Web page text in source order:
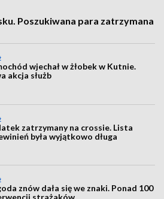
Poszukiwana para zatrzymana
wjechał w żłobek w Kutnie.
akcja służb
zatrzymany na crossie. Lista
była wyjątkowo długa
znów dała się we znaki. Ponad 100